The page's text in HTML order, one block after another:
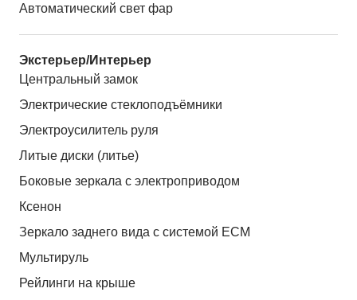
Автоматический свет фар
Экстерьер/Интерьер
Центральный замок
Электрические стеклоподъёмники
Электроусилитель руля
Литые диски (литье)
Боковые зеркала с электроприводом
Ксенон
Зеркало заднего вида с системой ЕСМ
Мультируль
Рейлинги на крыше